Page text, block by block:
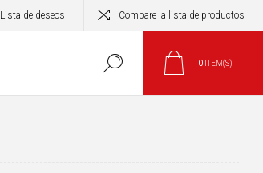
Lista de deseos Compare la lista de productos
0 ITEM(S)